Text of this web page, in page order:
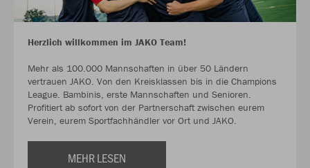
Herzlich willkommen im JAKO Team!
Mehr als 100.000 Mannschaften in über 50 Ländern
vertrauen JAKO. Von den Kreisklassen bis in die Champions
League. Bambinis, erste Mannschaften und Senioren.
Profitiert ab sofort von der Partnerschaft zwischen eurem
Verein, eurem Sportfachhändler vor Ort und JAKO.
MEHR LESEN